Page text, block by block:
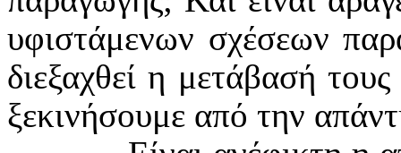
υφιστάμενων σχέσεων
διεξαχθεί η μετάβασή
ξεκινήσουμε από την